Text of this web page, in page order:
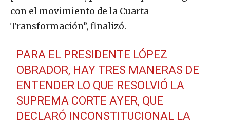
con el movimiento de la Cuarta
Transformación”, finalizó.
PARA EL PRESIDENTE LÓPEZ
OBRADOR, HAY TRES MANERAS DE
ENTENDER LO QUE RESOLVIÓ LA
SUPREMA CORTE AYER, QUE
DECLARÓ INCONSTITUCIONAL LA